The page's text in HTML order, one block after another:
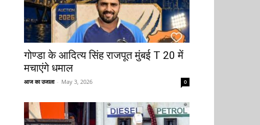
गोण्डा के आदित्य सिंह राजपूत मुंबई T 20 में
मचाएंगे धमाल
आज का उजाला - May 3, 2026 0